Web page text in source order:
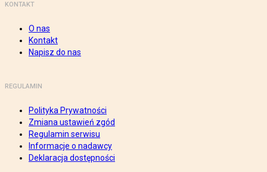
KONTAKT
O nas
Kontakt
Napisz do nas
REGULAMIN
Polityka Prywatności
Zmiana ustawień zgód
Regulamin serwisu
Informacje o nadawcy
Deklaracja dostępności